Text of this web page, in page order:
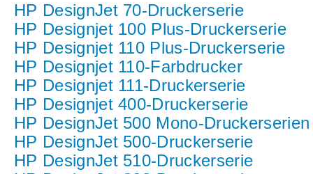
HP DesignJet 70-Druckerserie
HP Designjet 100 Plus-Druckerserie
HP Designjet 110 Plus-Druckerserie
HP Designjet 110-Farbdrucker
HP Designjet 111-Druckerserie
HP Designjet 400-Druckerserie
HP DesignJet 500 Mono-Druckerserien
HP DesignJet 500-Druckerserie
HP DesignJet 510-Druckerserie